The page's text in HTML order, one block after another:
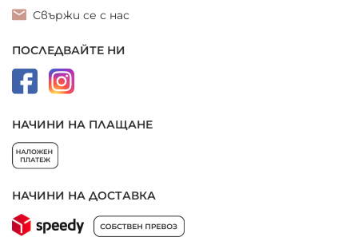
Свържи се с нас
ПОСЛЕДВАЙТЕ НИ
НАЧИНИ НА ПЛАЩАНЕ
НАЧИНИ НА ДОСТАВКА